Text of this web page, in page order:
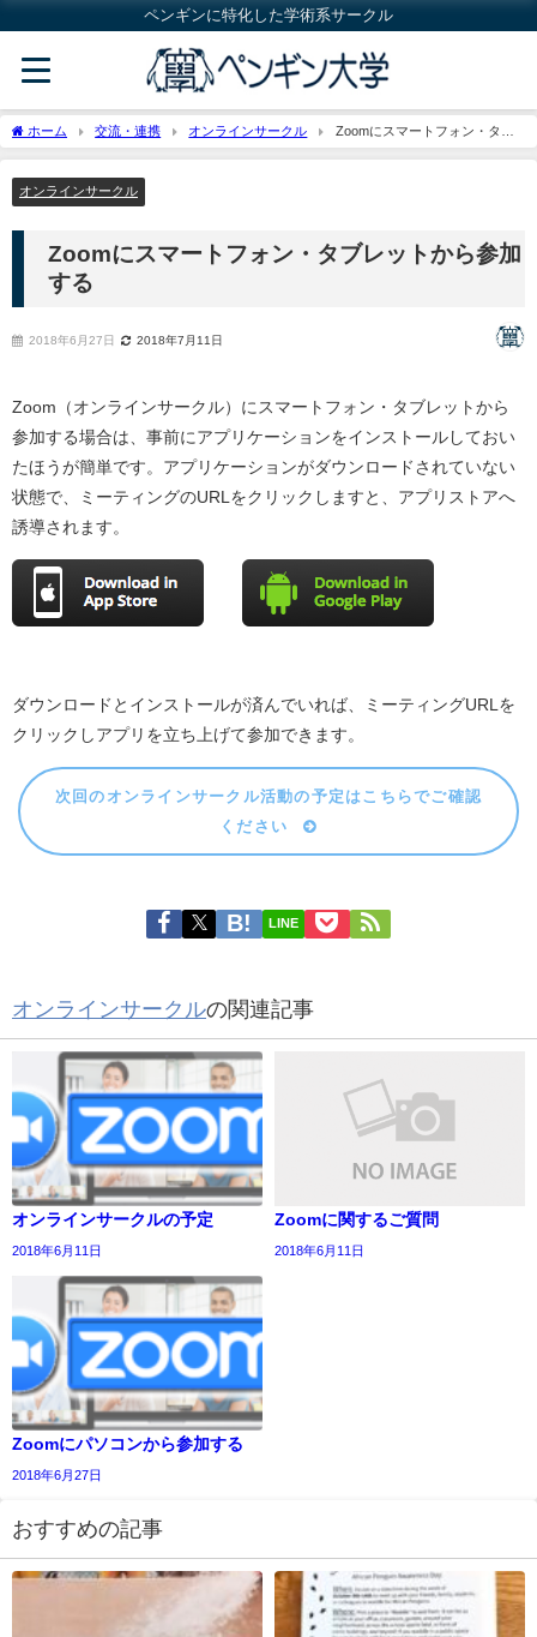
ペンギンに特化した学術系サークル
ホーム 交流・連携 オンラインサークル
Zoomにスマートフォン・タブ
レットから参加する
オンラインサークル
Zoomにスマートフォン・タブレットから参加
する
2018年6月27日 2018年7月11日
Zoom（オンラインサークル）にスマートフォン・タブレットから
参加する場合は、事前にアプリケーションをインストールしておい
たほうが簡単です。アプリケーションがダウンロードされていない
状態で、ミーティングのURLをクリックしますと、アプリストアへ
誘導されます。
ダウンロードとインストールが済んでいれば、ミーティングURLを
クリックしアプリを立ち上げて参加できます。
次回のオンラインサークル活動の予定はこちらでご確認
ください
LINE
オンラインサークルの関連記事
オンラインサークルの予定
2018年6月11日
Zoomに関するご質問
2018年6月11日
Zoomにパソコンから参加する
2018年6月27日
おすすめの記事